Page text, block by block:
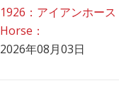
1926：アイアンホー
Horse：
2026年08月03日